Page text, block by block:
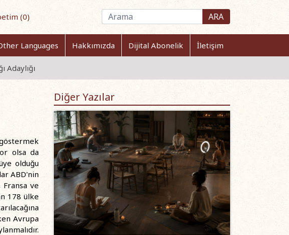
(0) ARA
Languages Hakkımızda Dijital Abonelik İletişim
Adaylığı
olsa da
olduğu
ABD'nin
ve
178 ülke
Avrupa
Diğer Yazılar